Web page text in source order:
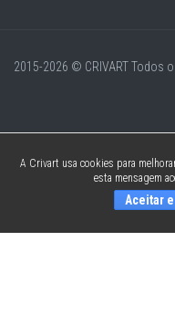
2015-2026 © CRIVARTTodos
A Crivart usa cookies para
esta mensagem
Aceitar